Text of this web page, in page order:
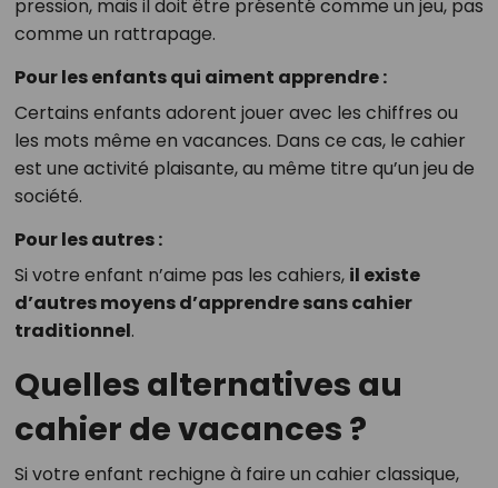
pression, mais il doit être présenté comme un jeu, pas
comme un rattrapage.
Pour les enfants qui aiment apprendre :
Certains enfants adorent jouer avec les chiffres ou
les mots même en vacances. Dans ce cas, le cahier
est une activité plaisante, au même titre qu’un jeu de
société.
Pour les autres :
Si votre enfant n’aime pas les cahiers, il existe
d’autres moyens d’apprendre sans cahier
traditionnel.
Quelles alternatives au
cahier de vacances ?
Si votre enfant rechigne à faire un cahier classique,